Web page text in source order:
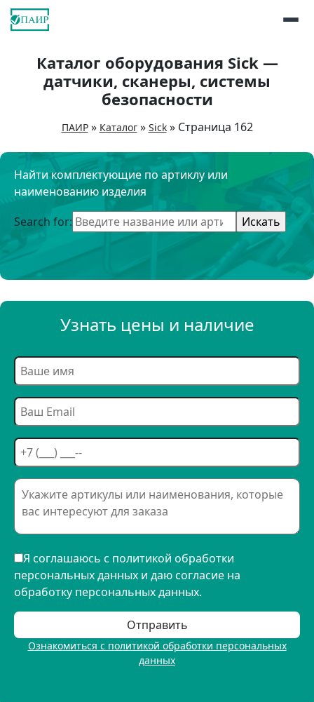
Каталог оборудования Sick —
датчики, сканеры, системы
безопасности
ПАИР» Каталог» Sick» Страница 162
Найти комплектующие по артиклу или
наименованию изделия
Search for:
Узнать цены и наличие
Я соглашаюсь с политикой обработки
персональных данных и даю согласие на
обработку персональных данных.
Ознакомиться с политикой обработки персональных
данных